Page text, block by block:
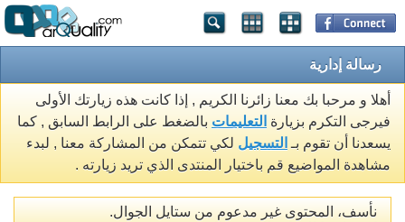
رسالة إدارية
أهلا و مرحبا بك معنا زائرنا الكريم , إذا كانت هذه زيارتك الأولى
فيرجى التكرم بزيارة التعليمات بالضغط على الرابط السابق , كما
يسعدنا أن تقوم بـ التسجيل لكي تتمكن من المشاركة معنا , لبدء
مشاهدة المواضيع قم باختيار المنتدى الذي تريد زيارته .
نأسف، المحتوى غير مدعوم من ستايل الجوال.